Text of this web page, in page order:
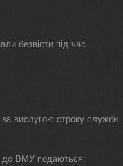
безвісти під час
за вислугою строку служби.
до ВМУ подаються: